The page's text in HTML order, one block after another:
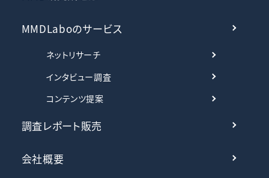
MMDLaboのサービス
ネットリサーチ
インタビュー調査
コンテンツ提案
調査レポート販売
会社概要